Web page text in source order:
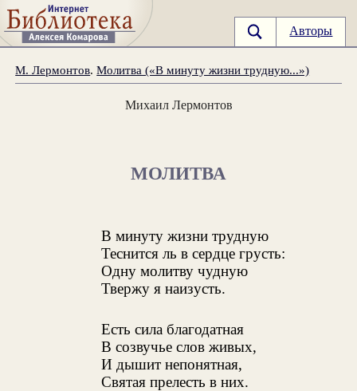
Авторы
М. Лермонтов.Молитва («В минуту жизни трудную...»)
Михаил Лермонтов
МОЛИТВА
В минуту жизни трудную
Теснится ль в сердце грусть:
Одну молитву чудную
Твержу я наизусть.
Есть сила благодатная
В созвучье слов живых,
И дышит непонятная,
Святая прелесть в них.